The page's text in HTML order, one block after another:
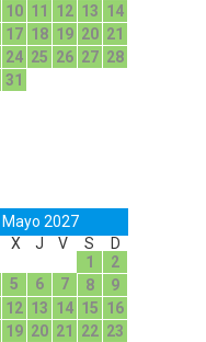
10 11 12 13 14
17 18 19 20 21
24 25 26 27 28
31
Mayo 2027
X J V S
D
1
2
5 6 7 8
9
12 13 14 15 16
19 20 21 22 23